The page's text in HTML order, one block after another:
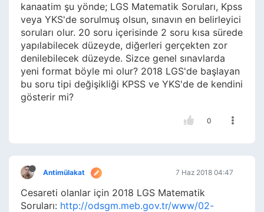
kanaatim şu yönde; LGS Matematik Soruları, Kpss
veya YKS'de sorulmuş olsun, sınavın en belirleyici
soruları olur. 20 soru içerisinde 2 soru kısa sürede
yapılabilecek düzeyde, diğerleri gerçekten zor
denilebilecek düzeyde. Sizce genel sınavlarda
yeni format böyle mi olur? 2018 LGS'de başlayan
bu soru tipi değişikliği KPSS ve YKS'de de kendini
gösterir mi?
0
Antimülakat 7 Haz 2018 04:47
Cesareti olanlar için 2018 LGS Matematik
Soruları: http://odsgm.meb.gov.tr/www/02-